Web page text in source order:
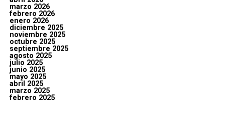
marzo 2026
febrero 2026
enero 2026
diciembre 2025
noviembre 2025
octubre 2025
septiembre 2025
agosto 2025
julio 2025
junio 2025
mayo 2025
abril 2025
marzo 2025
febrero 2025